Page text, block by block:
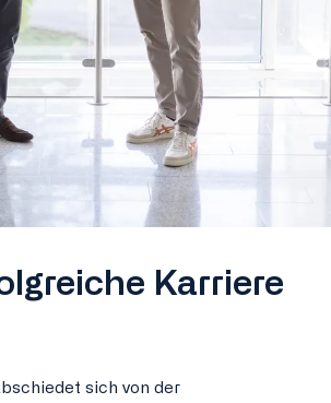
Karriere
sich von der